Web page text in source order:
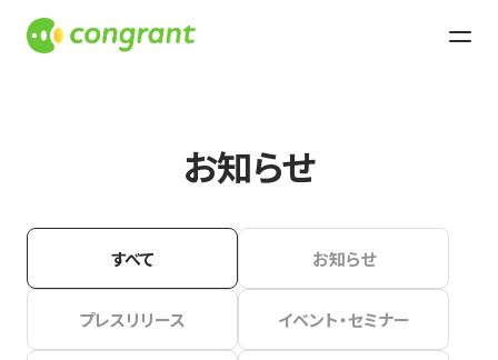
お知らせ
すべて お知らせ
プレスリリース イベント・セミナー